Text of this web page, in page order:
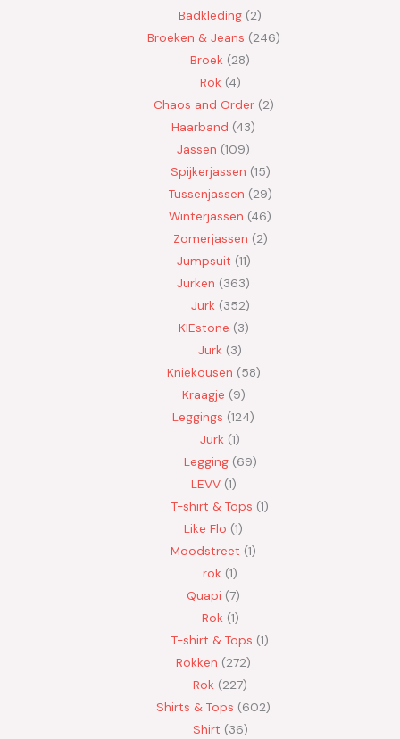
Badkleding 2
Broeken & Jeans 246
Broek 28
Rok 4
Chaos and Order 2
Haarband 43
Jassen 109
Spijkerjassen 15
Tussenjassen 29
Winterjassen 46
Zomerjassen 2
Jumpsuit 11
Jurken 363
Jurk 352
KIEstone 3
Jurk 3
Kniekousen 58
Kraagje 9
Leggings 124
Jurk 1
Legging 69
LEVV 1
T-shirt & Tops 1
Like Flo 1
Moodstreet 1
rok 1
Quapi 7
Rok 1
T-shirt & Tops 1
Rokken 272
Rok 227
Shirts & Tops 602
Shirt 36